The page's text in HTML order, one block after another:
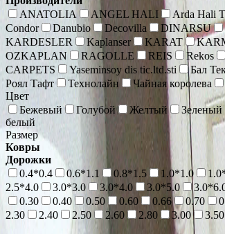
ANATOLIA
ANGEL HALI Arda Hali
Condor
Danubio Decovilla DINARSU
KARDESLER
Kaplanser KARAT
OZKAPLAN
RAGOLLE REIS Rekos
CARPETS
Yaseminsoy dis tic.ltd.sti Бал
Роял Тафт
Технолайн Чайная королева
Цвет
Бежевый
Голубой Желтый Зеленый
белый
Размер
Ковры
Дорожки
0.4*0.4
0.6*1.1 0.8*1.5 1.0*1.0
2.5*4.0
3.0*3.0 3.0*4.0 3.0*5.0
0.30
0.40 0.50 0.60 0.66 0.70
2.30
2.40 2.50 2.60 2.80 3.00 3.50